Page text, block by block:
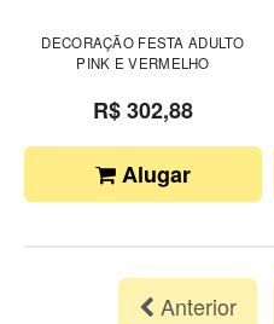
DECORAÇÃO FESTA ADULTO
PINK E VERMELHO
R$ 302,88
Alugar
Anterior